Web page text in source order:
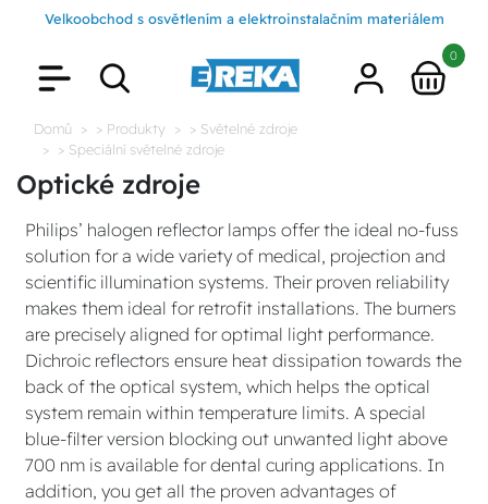
Velkoobchod s osvětlením a elektroinstalačním materiálem
0
Domů > Produkty
> Světelné zdroje
> Speciální světelné zdroje
Optické zdroje
Philips’ halogen reflector lamps offer the ideal no-fuss
solution for a wide variety of medical, projection and
scientific illumination systems. Their proven reliability
makes them ideal for retrofit installations. The burners
are precisely aligned for optimal light performance.
Dichroic reflectors ensure heat dissipation towards the
back of the optical system, which helps the optical
system remain within temperature limits. A special
blue-filter version blocking out unwanted light above
700 nm is available for dental curing applications. In
addition, you get all the proven advantages of